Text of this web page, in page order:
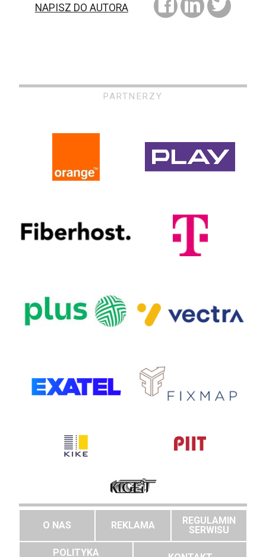
NAPISZ DO AUTORA
PARTNERZY
O NAS REKLAMA
REGULAMIN
SERWISU
POLITYKA